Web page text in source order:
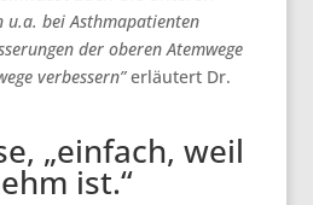
u.a. bei Asthmapatienten
der oberen Atemwege
verbessern”erläutert Dr.
„einfach, weil
ist.“